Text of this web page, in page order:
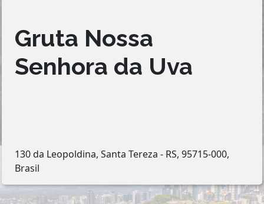
Gruta Nossa
Senhora da Uva
130 da Leopoldina, Santa Tereza - RS, 95715-000,
Brasil